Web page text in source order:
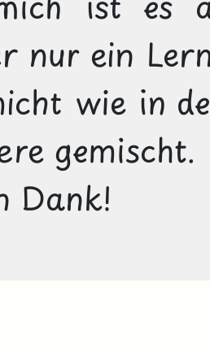
nur ein
wie in
gemischt.
Dank!